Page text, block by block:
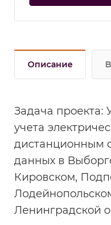
Описание
Задача проекта:
учета
дистанционным
данных в
Кировском,
Ленинградской